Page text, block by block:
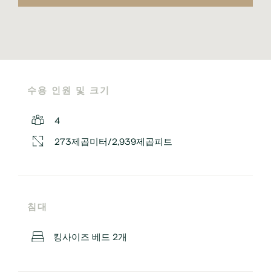
수용 인원 및 크기
4
273제곱미터/2,939제곱피트
침대
킹사이즈 베드 2개